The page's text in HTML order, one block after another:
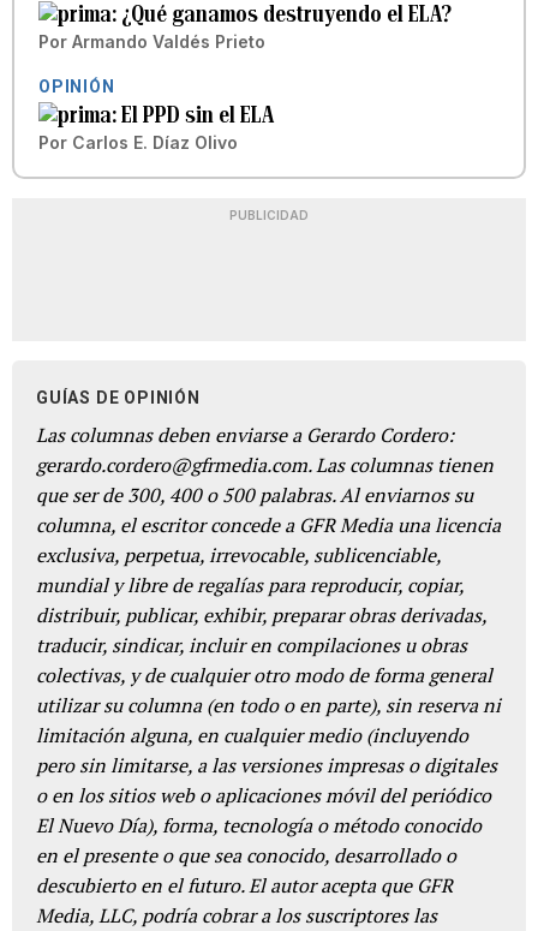
¿Qué ganamos destruyendo el ELA?
Por Armando Valdés Prieto
OPINIÓN
El PPD sin el ELA
Por Carlos E. Díaz Olivo
PUBLICIDAD
GUÍAS DE OPINIÓN
Las columnas deben enviarse a Gerardo Cordero:
gerardo.cordero@gfrmedia.com. Las columnas tienen
que ser de 300, 400 o 500 palabras. Al enviarnos su
columna, el escritor concede a GFR Media una licencia
exclusiva, perpetua, irrevocable, sublicenciable,
mundial y libre de regalías para reproducir, copiar,
distribuir, publicar, exhibir, preparar obras derivadas,
traducir, sindicar, incluir en compilaciones u obras
colectivas, y de cualquier otro modo de forma general
utilizar su columna (en todo o en parte), sin reserva ni
limitación alguna, en cualquier medio (incluyendo
pero sin limitarse, a las versiones impresas o digitales
o en los sitios web o aplicaciones móvil del periódico
El Nuevo Día), forma, tecnología o método conocido
en el presente o que sea conocido, desarrollado o
descubierto en el futuro. El autor acepta que GFR
Media, LLC, podría cobrar a los suscriptores las